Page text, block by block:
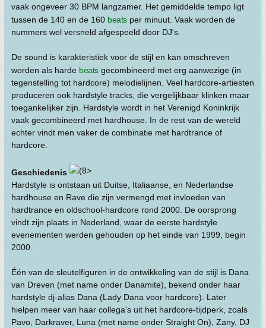
vaak ongeveer 30 BPM langzamer. Het gemiddelde tempo ligt
tussen de 140 en de 160 beatsper minuut. Vaak worden de
nummers wel versneld afgespeeld door DJ's.
De sound is karakteristiek voor de stijl en kan omschreven
worden als harde beatsgecombineerd met erg aanwezige (in
tegenstelling tot hardcore) melodielijnen. Veel hardcore-artiesten
produceren ook hardstyle tracks, die vergelijkbaar klinken maar
toegankelijker zijn. Hardstyle wordt in het Verenigd Koninkrijk
vaak gecombineerd met hardhouse. In de rest van de wereld
echter vindt men vaker de combinatie met hardtrance of
hardcore.
Geschiedenis
Hardstyle is ontstaan uit Duitse, Italiaanse, en Nederlandse
hardhouse en Rave die zijn vermengd met invloeden van
hardtrance en oldschool-hardcore rond 2000. De oorsprong
vindt zijn plaats in Nederland, waar de eerste hardstyle
evenementen werden gehouden op het einde van 1999, begin
2000.
Één van de sleutelfiguren in de ontwikkeling van de stijl is Dana
van Dreven (met name onder Danamite), bekend onder haar
hardstyle dj-alias Dana (Lady Dana voor hardcore). Later
hielpen meer van haar collega's uit het hardcore-tijdperk, zoals
Pavo, Darkraver, Luna (met name onder Straight On), Zany, DJ